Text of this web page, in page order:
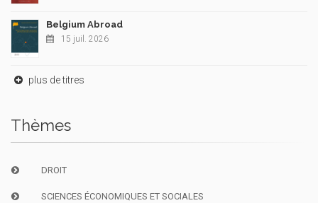
Belgium Abroad
15 juil. 2026
plus de titres
Thèmes
DROIT
SCIENCES ÉCONOMIQUES ET SOCIALES